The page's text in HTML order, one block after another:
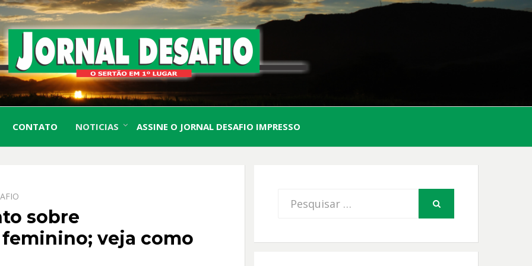
JORNAL
DESAFIO
O Sertão em 1º Lugar
CONTATO NOTICIAS ASSINE O JORNAL DESAFIO IMPRESSO
sobre
veja como
Procurar